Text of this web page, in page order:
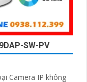
SW-PV
Camera IP không